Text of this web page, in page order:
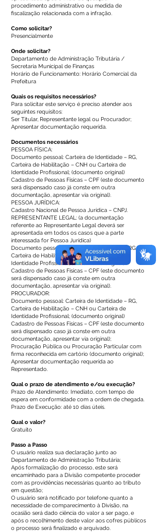
procedimento administrativo ou medida de
fiscalização relacionada com a infração.
Como solicitar?
Presencialmente
Onde solicitar?
Departamento de Administração Tributária /
Secretaria Municipal de Finanças
Horário de Funcionamento: Horário Comercial da
Prefeitura
Quais os requisitos necessários?
Para solicitar este serviço é preciso atender aos
seguintes requisitos:
Ser Titular, Representante legal ou Procurador;
Apresentar documentação requerida.
Documentos necessários
PESSOA FÍSICA:
Documento pessoal: Carteira de Identidade – RG,
Carteira de Habilitação – CNH ou Carteira de
Identidade Profissional; (documento original)
Cadastro de Pessoas Físicas – CPF (este documento
será dispensado caso já conste em outra
documentação, apresentar via original).
PESSOA JURÍDICA:
Cadastro Nacional de Pessoa Jurídica – CNPJ.
REPRESENTANTE LEGAL: (a documentação
referente ao Representante Legal deverá ser
apresentada em todos os casos que a parte
interessada for Pessoa Jurídica)
Documento pessoal: Carteira de Identidade – RG,
Carteira de Habilitação – CNH ou Carteira de
Identidade Profissional; (documento original)
Cadastro de Pessoas Físicas – CPF (este documento
será dispensado caso já conste em outra
documentação, apresentar via original).
PROCURADOR:
Documento pessoal: Carteira de Identidade – RG,
Carteira de Habilitação – CNH ou Carteira de
Identidade Profissional; (documento original)
Cadastro de Pessoas Físicas – CPF (este documento
será dispensado caso já conste em outra
documentação, apresentar via original);
Procuração Pública ou Procuração Particular com
firma reconhecida em cartório (documento original);
Apresentar documentação requerida ao
Representado.
Qual o prazo de atendimento e/ou execução?
Prazo de Atendimento: Imediato, com tempo de
espera em conformidade com a ordem de chegada.
Prazo de Execução: até 10 dias úteis.
Qual o valor?
Gratuito
Passo a Passo
O usuário realiza sua declaração junto ao
Departamento de Administração Tributária;
Após formalização do processo, este será
encaminhado para a Divisão competente proceder
com as providências necessárias quanto ao tributo
em questão;
O usuário será notificado por telefone quanto a
necessidade de comparecimento à Divisão, na
ocasião será dado ciência do valor a ser pago, e
após o recolhimento deste valor aos cofres públicos
o processo será finalizado e arquivado.